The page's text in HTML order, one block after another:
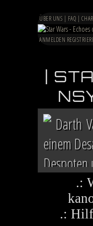
ÜBER UNS | FAQ |
ANMELDEN
|
Darth
einem
Chaos
.:
.: